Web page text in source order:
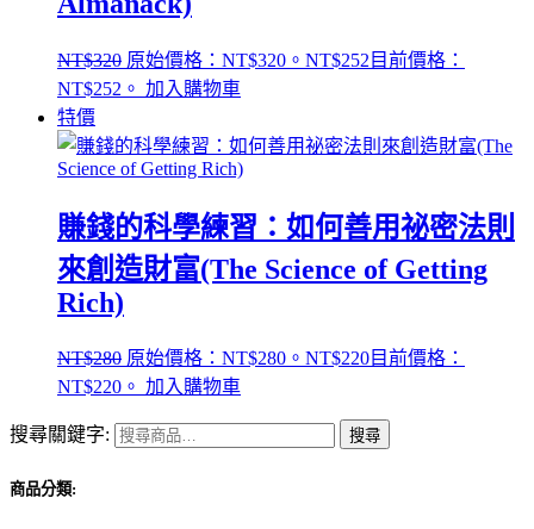
NT$320 原始價格：NT$320。 NT$252 目前價格：
NT$252。 加入購物車
特價
賺錢的科學練習：如何善用祕密法則
來創造財富(The Science of Getting
Rich)
NT$280 原始價格：NT$280。 NT$220目前價格：
NT$220。 加入購物車
搜尋關鍵字: 搜尋
商品分類: